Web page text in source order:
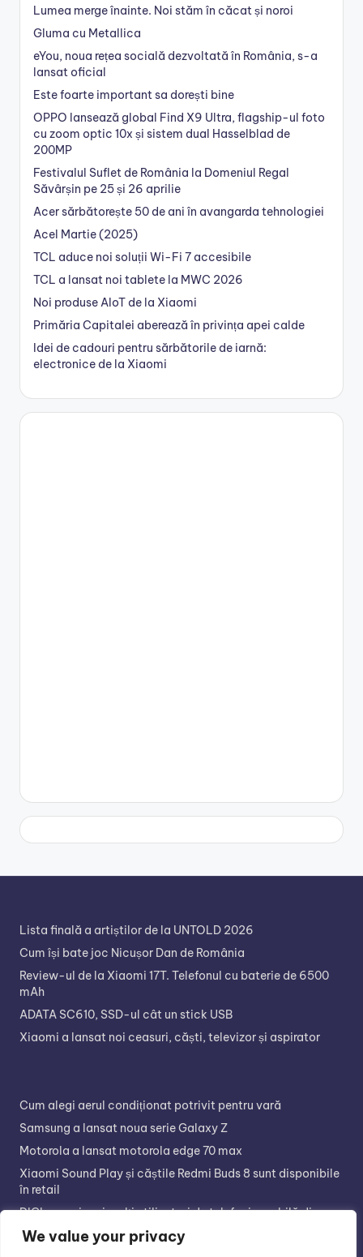
We value your privacy
Lumea merge înainte. Noi stăm în căcat și noroi
Gluma cu Metallica
eYou, noua rețea socială dezvoltată în România, s-a
lansat oficial
Este foarte important sa dorești bine
OPPO lansează global Find X9 Ultra, flagship-ul foto
cu zoom optic 10x și sistem dual Hasselblad de
200MP
Festivalul Suflet de România la Domeniul Regal
Săvârșin pe 25 și 26 aprilie
Acer sărbătorește 50 de ani în avangarda tehnologiei
Acel Martie (2025)
TCL aduce noi soluții Wi-Fi 7 accesibile
TCL a lansat noi tablete la MWC 2026
Noi produse AIoT de la Xiaomi
Primăria Capitalei aberează în privința apei calde
Idei de cadouri pentru sărbătorile de iarnă:
electronice de la Xiaomi
Lista finală a artiștilor de la UNTOLD 2026
Cum își bate joc Nicușor Dan de România
Review-ul de la Xiaomi 17T. Telefonul cu baterie de 6500
mAh
ADATA SC610, SSD-ul cât un stick USB
Xiaomi a lansat noi ceasuri, căști, televizor și aspirator
Cum alegi aerul condiționat potrivit pentru vară
Samsung a lansat noua serie Galaxy Z
Motorola a lansat motorola edge 70 max
Xiaomi Sound Play și căștile Redmi Buds 8 sunt disponibile
în retail
DIGI are cei mai mulți utilizatori de telefonie mobilă din
România